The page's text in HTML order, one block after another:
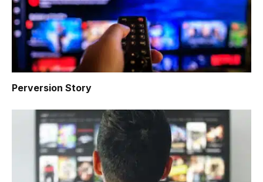
Perversion Story